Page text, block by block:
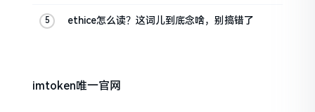
ethice怎么读？这词儿到底念啥，别搞错了
imtoken唯一官网